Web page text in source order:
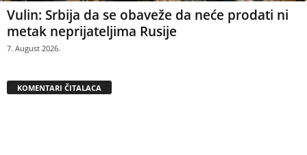
Vulin: Srbija da se obaveže da neće prodati ni
metak neprijateljima Rusije
7. August 2026.
KOMENTARI ČITALACA